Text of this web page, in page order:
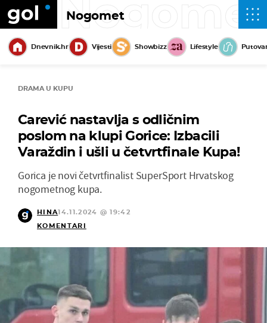
Nogomet
Dnevnik.hr Vijesti Showbizz Lifestyle
DRAMA U KUPU
Carević nastavlja s odličnim
poslom na klupi Gorice: Izbacili
Varaždin i ušli u četvrtfinale Kupa!
Gorica je novi četvrtfinalist SuperSport Hrvatskog
nogometnog kupa.
HINA14.11.2024 @ 19:42
KOMENTARI